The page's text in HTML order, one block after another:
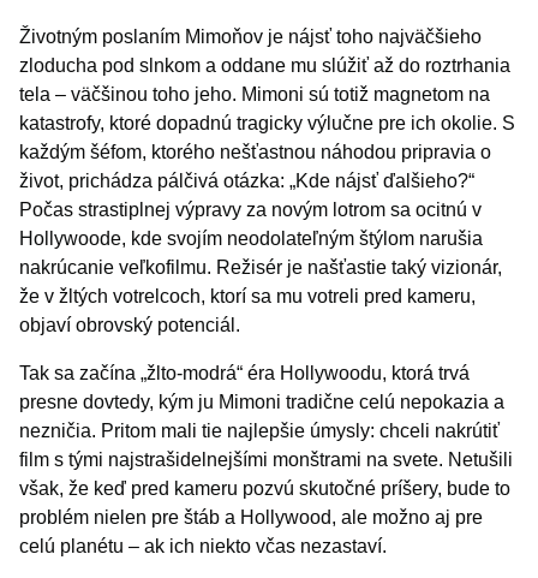
Životným poslaním Mimoňov je nájsť toho najväčšieho
zloducha pod slnkom a oddane mu slúžiť až do roztrhania
tela – väčšinou toho jeho. Mimoni sú totiž magnetom na
katastrofy, ktoré dopadnú tragicky výlučne pre ich okolie. S
každým šéfom, ktorého nešťastnou náhodou pripravia o
život, prichádza pálčivá otázka: „Kde nájsť ďalšieho?“
Počas strastiplnej výpravy za novým lotrom sa ocitnú v
Hollywoode, kde svojím neodolateľným štýlom narušia
nakrúcanie veľkofilmu. Režisér je našťastie taký vizionár,
že v žltých votrelcoch, ktorí sa mu votreli pred kameru,
objaví obrovský potenciál.
Tak sa začína „žlto-modrá“ éra Hollywoodu, ktorá trvá
presne dovtedy, kým ju Mimoni tradične celú nepokazia a
nezničia. Pritom mali tie najlepšie úmysly: chceli nakrútiť
film s tými najstrašidelnejšími monštrami na svete. Netušili
však, že keď pred kameru pozvú skutočné príšery, bude to
problém nielen pre štáb a Hollywood, ale možno aj pre
celú planétu – ak ich niekto včas nezastaví.